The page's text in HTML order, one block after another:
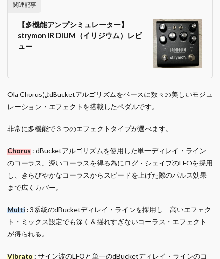
関連記事
【多機能アンプシミュレーター】
strymon IRIDIUM（イリジウム）レビ
ュー
Ola ChorusはdBucketアルゴリズムをベースに数々の美しいモジュ
レーション・エフェクトを搭載したペダルです。
非常に多機能で３つのエフェクトタイプが選べます。
Chorus : dBucketアルゴリズムを使用した単一ディレイ・ライン
のコーラス。深いコーラスを得る為にログ・シェイプのLFOを採用
し、きらびやかなコーラスからスピードを上げた際のパルス効果
まで広くカバー。
Multi : 3系統のdBucketディレイ・ラインを採用し、高いエフェク
ト・ミックス設定でも深く＆揺れすぎないコーラス・エフェクト
が得られる。
Vibrato : サイン波のLFOと単一のdBucketディレイ・ラインのコ